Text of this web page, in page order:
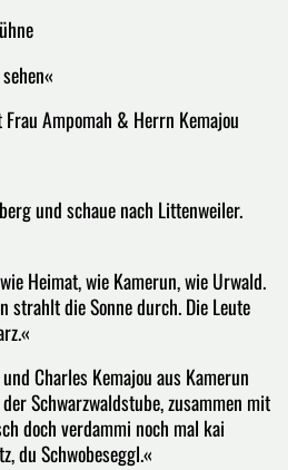
Ampomah & Herrn Kemajou
und schaue nach Littenweiler.
Heimat, wie Kamerun, wie Urwald.
strahlt die Sonne durch. Die Leute
Charles Kemajou aus Kamerun
Schwarzwaldstube, zusammen mit
doch verdammi noch mal kai
du Schwobeseggl.«